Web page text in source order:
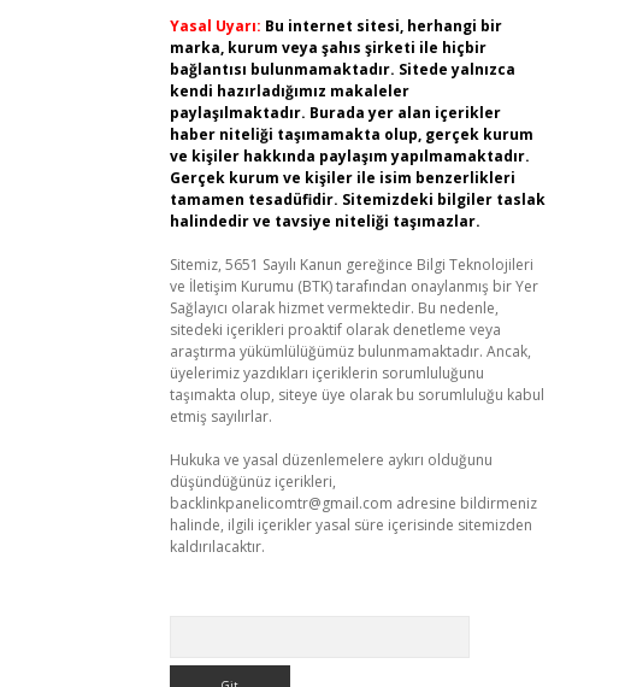
Yasal Uyarı: Bu internet sitesi, herhangi bir
marka, kurum veya şahıs şirketi ile hiçbir
bağlantısı bulunmamaktadır. Sitede yalnızca
kendi hazırladığımız makaleler
paylaşılmaktadır. Burada yer alan içerikler
haber niteliği taşımamakta olup, gerçek kurum
ve kişiler hakkında paylaşım yapılmamaktadır.
Gerçek kurum ve kişiler ile isim benzerlikleri
tamamen tesadüfidir. Sitemizdeki bilgiler taslak
halindedir ve tavsiye niteliği taşımazlar.
Sitemiz, 5651 Sayılı Kanun gereğince Bilgi Teknolojileri
ve İletişim Kurumu (BTK) tarafından onaylanmış bir Yer
Sağlayıcı olarak hizmet vermektedir. Bu nedenle,
sitedeki içerikleri proaktif olarak denetleme veya
araştırma yükümlülüğümüz bulunmamaktadır. Ancak,
üyelerimiz yazdıkları içeriklerin sorumluluğunu
taşımakta olup, siteye üye olarak bu sorumluluğu kabul
etmiş sayılırlar.
Hukuka ve yasal düzenlemelere aykırı olduğunu
düşündüğünüz içerikleri,
backlinkpanelicomtr@gmail.com adresine bildirmeniz
halinde, ilgili içerikler yasal süre içerisinde sitemizden
kaldırılacaktır.